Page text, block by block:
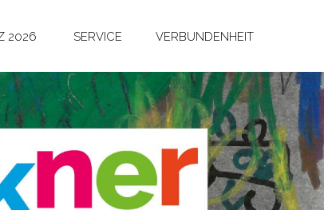
2026 SERVICE VERBUNDENHEIT